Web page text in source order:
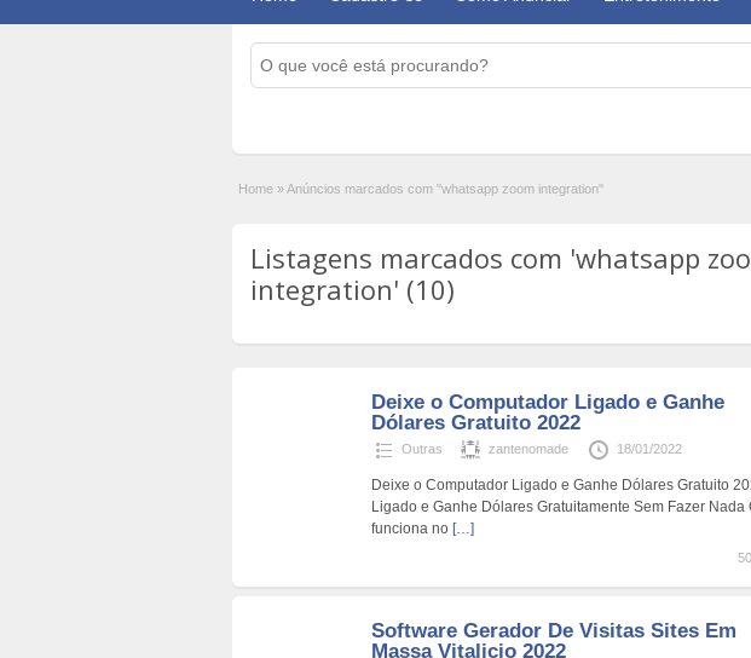
Home »Anúncios marcados com "whatsapp zoom integration"
Listagens marcados com 'whatsapp
integration' (10)
Deixe o Computador Ligado e Ganhe
Dólares Gratuito 2022
Outras zantenomade 18/01/2022
Deixe o Computador Ligado e Ganhe Dólares Gratuito
Ligado e Ganhe Dólares Gratuitamente Sem Fazer Nada
funciona no […]
Software Gerador De Visitas Sites Em
Massa Vitalicio 2022